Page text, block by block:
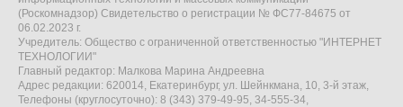
(Роскомнадзор) Свидетельство о регистрации № ФС77-84675 от
06.02.2023 г.
Учредитель: Общество с ограниченной ответственностью "ИНТЕРНЕТ
ТЕХНОЛОГИИ"
Главный редактор: Малкова Марина Андреевна
Адрес редакции: 620014, Екатеринбург, ул. Шейнкмана, 10, 3-й этаж,
Телефоны (круглосуточно): 8 (343) 379-49-95, 34-555-34,